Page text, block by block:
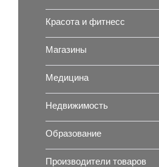
Красота и фитнесс
Магазины
Медицина
Недвижимость
Образование
Производители товаров